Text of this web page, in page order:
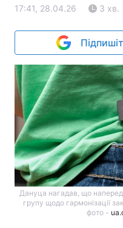
17:41, 28.04.26 3 хв.
Дануца нагадав, що
групу щодо гармонізації
фото -